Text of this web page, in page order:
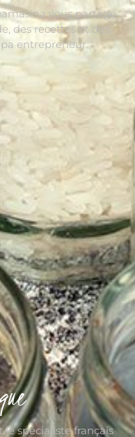
vous partage
des recettes et des
entrepreneur.
spécialiste français